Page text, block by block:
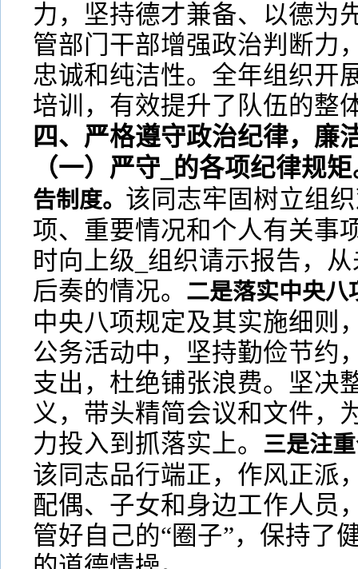
力，坚持德才兼备、以德为
管部门干部增强政治判断力
忠诚和纯洁性。全年组织开
培训，有效提升了队伍的整
四、严格遵守政治纪律，廉
（一）严守_的各项纪律规
告制度。 该同志牢固树立组
项、重要情况和个人有关事
时向上级_组织请示报告，
后奏的情况。 二是落实中央八
中央八项规定及其实施细则
公务活动中，坚持勤俭节约
支出，杜绝铺张浪费。坚决
义，带头精简会议和文件，
力投入到抓落实上。 三是注
该同志品行端正，作风正派
配偶、子女和身边工作人员
管好自己的“圈子”，保持了